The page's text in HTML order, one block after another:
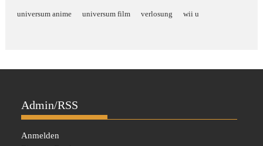
universum anime universum film verlosung wii u
Admin/RSS
Anmelden